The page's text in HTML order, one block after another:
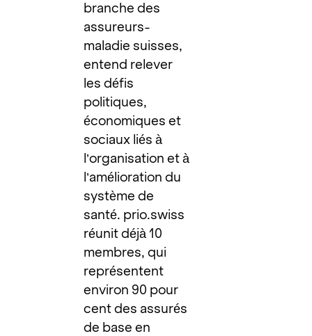
branche des
assureurs-
maladie suisses,
entend relever
les défis
politiques,
économiques et
sociaux liés à
l’organisation et à
l’amélioration du
système de
santé. prio.swiss
réunit déjà 10
membres, qui
représentent
environ 90 pour
cent des assurés
de base en